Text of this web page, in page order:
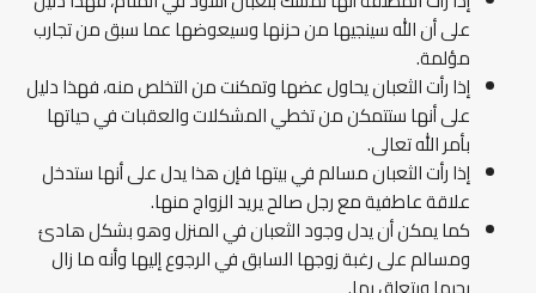
على أن الله سينجيها من حزنها وسيعوضها عما سبق من تجارب
مؤلمة.
إذا رأت الثعبان يحاول عضها وتمكنت من التخلص منه، فهذا دليل
على أنها ستتمكن من تخطي المشكلات والعقبات في حياتها
بأمر الله تعالى.
إذا رأت الثعبان مسالم في بيتها فإن هذا يدل على أنها ستدخل
علاقة عاطفية مع رجل صالح يريد الزواج منها.
كما يمكن أن يدل وجود الثعبان في المنزل وهو بشكل هادئ
ومسالم على رغبة زوجها السابق في الرجوع إليها وأنه ما زال